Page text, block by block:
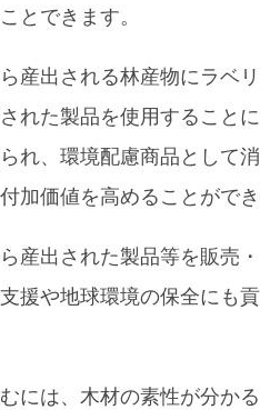
とできます。
産出される林産物にラベ
れた製品を使用すること
れ、環境配慮商品として
加価値を高めることがで
産出された製品等を販売
援や地球環境の保全にも
には、木材の素性が分か